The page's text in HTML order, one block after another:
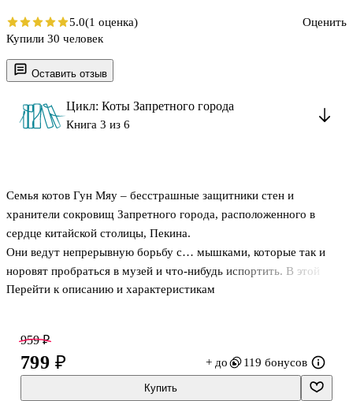
Оставить отзыв
Цикл: Коты Запретного города
Книга 3 из 6
Семья котов Гун Мяу – бесстрашные защитники стен и
хранители сокровищ Запретного города, расположенного в
сердце китайской столицы, Пекина.
Они ведут непрерывную борьбу с… мышками, которые так и
норовят пробраться в музей и что-нибудь испортить. В этой
книге вы узнаете о сезоне Цзинчжэ, или Пробуждение
Байху? И чем различаются барабаны народностей Китая?
Перейти к описанию и характеристикам
5.0(1 оценка)
Оценить
Купили 30 человек
959 ₽
799 ₽ + до 119 бонусов
Купить